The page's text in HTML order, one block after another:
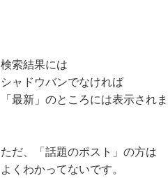
検索結果には
シャドウバンでなければ
「最新」のところには表示され
ただ、「話題のポスト」の方は
よくわかってないです。